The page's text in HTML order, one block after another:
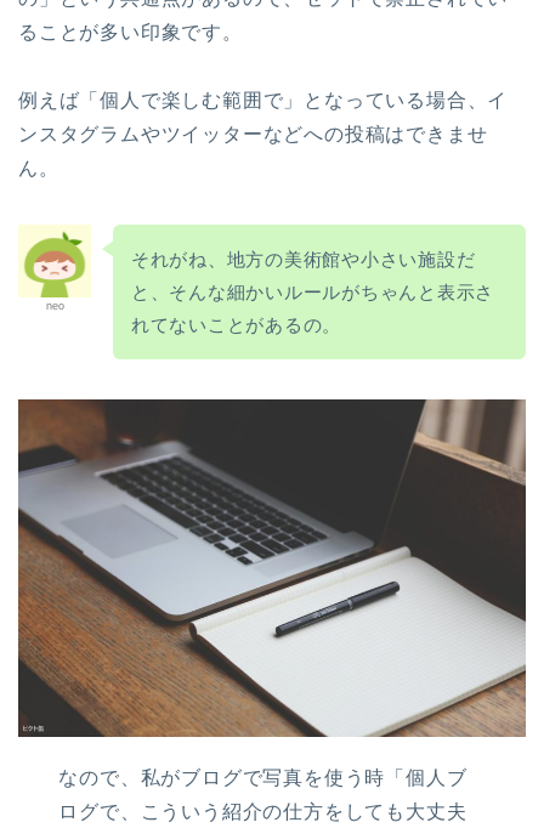
ることが多い印象です。
例えば「個人で楽しむ範囲で」となっている場合、イ
ンスタグラムやツイッターなどへの投稿はできませ
ん。
neo
それがね、地方の美術館や小さい施設だ
と、そんな細かいルールがちゃんと表示さ
れてないことがあるの。
なので、私がブログで写真を使う時「個人ブ
ログで、こういう紹介の仕方をしても大丈夫